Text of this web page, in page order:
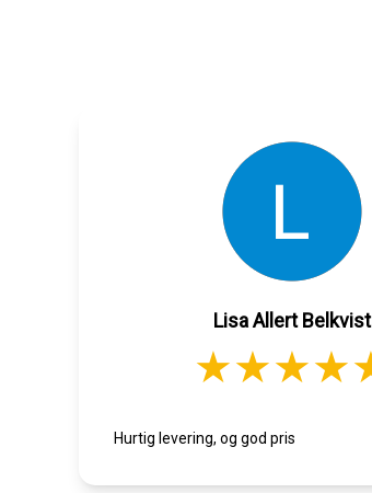
Lisa Allert Belkvist
Hurtig levering, og god pris